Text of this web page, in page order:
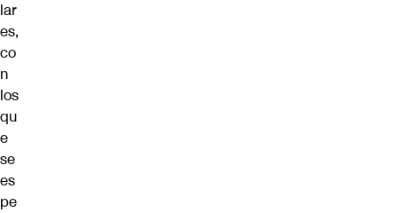
lar
es,
co
n
los
qu
e
se
es
pe